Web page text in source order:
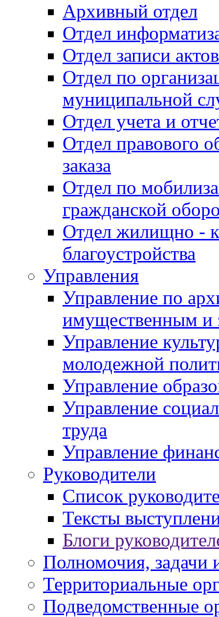
Архивный отдел
Отдел
Отдел записи
Отдел по
муниципальной
Отдел учета и
Отдел правового
заказа
Отдел по
гражданской
Отдел жилищно -
благоустройства
Управления
Управление по
имущественным и
Управление
молодежной
Управление
Управление
труда
Управление
Руководители
Список
Тексты
Блоги
Полномочия, задачи
Территориальные
Подведомственные